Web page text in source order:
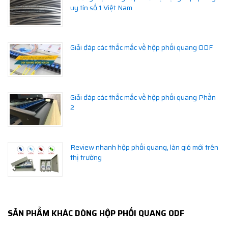
uy tín số 1 Việt Nam
Giải đáp các thắc mắc về hộp phối quang ODF
Giải đáp các thắc mắc về hộp phối quang Phần
2
Review nhanh hộp phối quang, làn gió mới trên
thị trường
SẢN PHẨM KHÁC DÒNG HỘP PHỐI QUANG ODF